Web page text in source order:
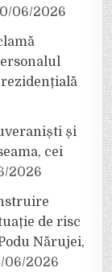
06/2026
și
cei
2026
de risc
Nărujei,
06/2026